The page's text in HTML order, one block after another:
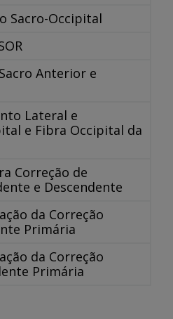
Sacro-Occipital
Anterior e
Lateral e
e Fibra Occipital da
Correção de
e Descendente
da Correção
Primária
da Correção
Primária